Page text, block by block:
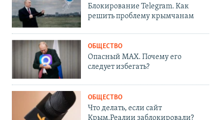
Блокирование Telegram. Как
решить проблему крымчанам
ОБЩЕСТВО
Опасный MAX. Почему его
следует избегать?
ОБЩЕСТВО
Что делать, если сайт
Крым.Реалии заблокировали?